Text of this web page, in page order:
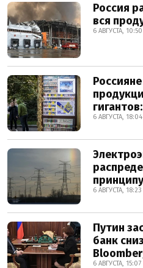
Россия
вся
6 АВГУСТА, 10:50
6 АВГУСТА, 18:04
6 АВГУСТА, 18:23
Путин
банк
6 АВГУСТА, 15:07